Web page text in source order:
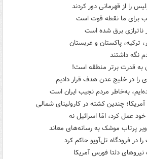
را از قهرمانی دور کردند
برای ما نقطه قوت است
ناترازی برق شده است
پاکستان و عربستان
نگه داشتند
به قدرت برتر منطقه است!
در خلیج عدن هدف قرار دادیم
به‌خاطر مردم نجیب ایران است
چندین کشته در کارولینای شمالی
عمل کرد، امّا اسرائیل نه
پرتاب موشک به رسانه‌های معاند
در فرودگاه تل‌آویو حاکم کرد
دلتا فورس آمریکا